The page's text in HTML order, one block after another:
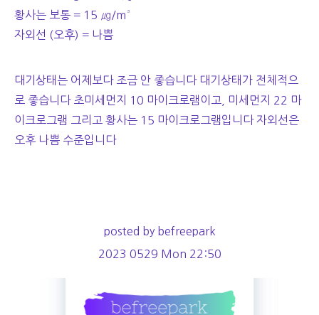
황사는 보통 = 15 ㎍/m³
자외선 (오후) = 나쁨
대기상태는 어제보다 조금 안 좋습니다 대기상태가 전체적으
로 좋습니다 초미세먼지 10 마이크로램이고, 미세먼지 22 마
이크로그램 그리고 황사는 15 마이크로그램입니다 자외선은
오후 나쁨 수준입니다
posted by befreepark
2023 0529 Mon 22:50